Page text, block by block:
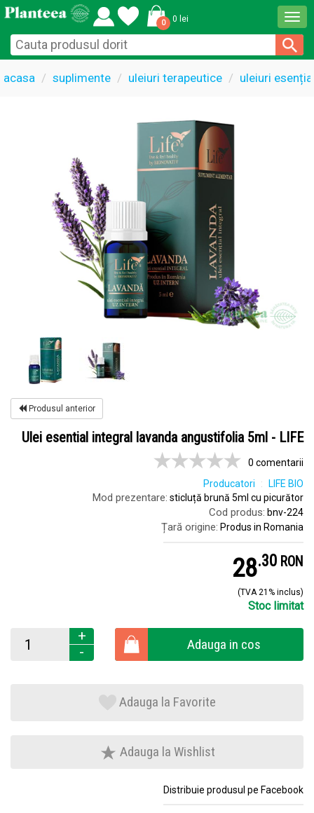
0 0 lei
acasa suplimente uleiuri terapeutice uleiuri
Produsul anterior
Ulei esential integral lavanda angustifolia 5ml - LIFE
0 comentarii
Producatori
LIFE BIO
Mod prezentare: sticluță brună 5ml cu picurător
Cod produs: bnv-224
Țară origine: Produs in Romania
28.3 RON
(TVA 21% inclus)
Stoc limitat
+
-
Adauga in cos
Adauga la Favorite
Adauga la Wishlist
Distribuie produsul pe Facebook